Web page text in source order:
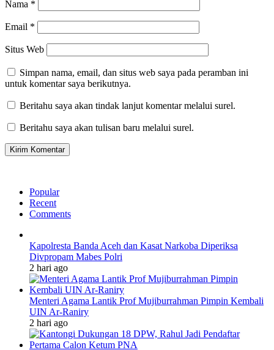
Nama *
Email *
Situs Web
Simpan nama, email, dan situs web saya pada peramban ini
untuk komentar saya berikutnya.
Beritahu saya akan tindak lanjut komentar melalui surel.
Beritahu saya akan tulisan baru melalui surel.
Popular
Recent
Comments
Kapolresta Banda Aceh dan Kasat Narkoba Diperiksa
Divpropam Mabes Polri
2 hari ago
Menteri Agama Lantik Prof Mujiburrahman Pimpin Kembali
UIN Ar-Raniry
2 hari ago